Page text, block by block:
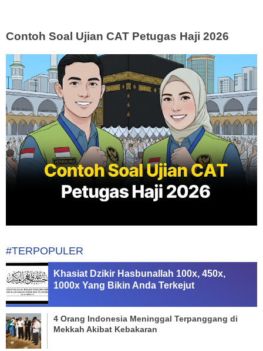
Contoh Soal Ujian CAT Petugas Haji 2026
#TERPOPULER
Khasiat Dzikir Hasbunallah 100x, 450x,
1000x Yang Bikin Anda Terkejut
4 Orang Indonesia Meninggal Terpanggang di
Mekkah Akibat Kebakaran